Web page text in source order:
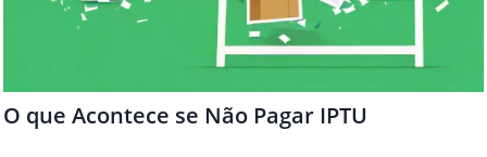
O que Acontece se Não Pagar IPTU